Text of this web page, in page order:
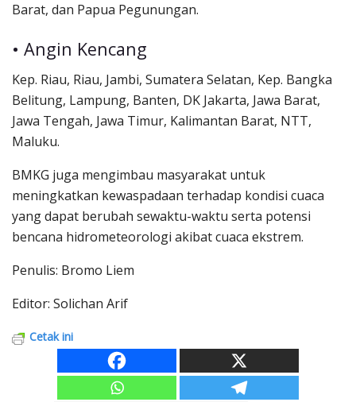
Barat, dan Papua Pegunungan.
• Angin Kencang
Kep. Riau, Riau, Jambi, Sumatera Selatan, Kep. Bangka
Belitung, Lampung, Banten, DK Jakarta, Jawa Barat,
Jawa Tengah, Jawa Timur, Kalimantan Barat, NTT,
Maluku.
BMKG juga mengimbau masyarakat untuk
meningkatkan kewaspadaan terhadap kondisi cuaca
yang dapat berubah sewaktu-waktu serta potensi
bencana hidrometeorologi akibat cuaca ekstrem.
Penulis: Bromo Liem
Editor: Solichan Arif
Cetak ini